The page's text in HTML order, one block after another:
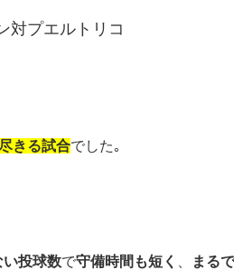
プエルトリコ
きる試合でした｡
い投球数で守備時間も短く 、 まるで